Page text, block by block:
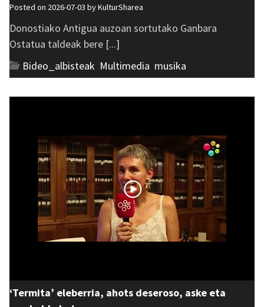
Posted on 2026-07-03 byKulturSharea
Donostiako Antigua auzoan sortutako Ganbara
Ostatua taldeak bere [...]
Bideo_albisteak Multimedia musika
‘Termita’ eleberria, ahots deseroso, aske eta